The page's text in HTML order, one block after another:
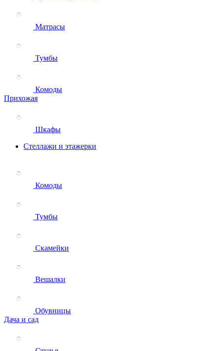
Матрасы
Тумбы
Комоды
Прихожая
Шкафы
Стеллажи и этажерки
Комоды
Тумбы
Скамейки
Вешалки
Обувницы
Дача и сад